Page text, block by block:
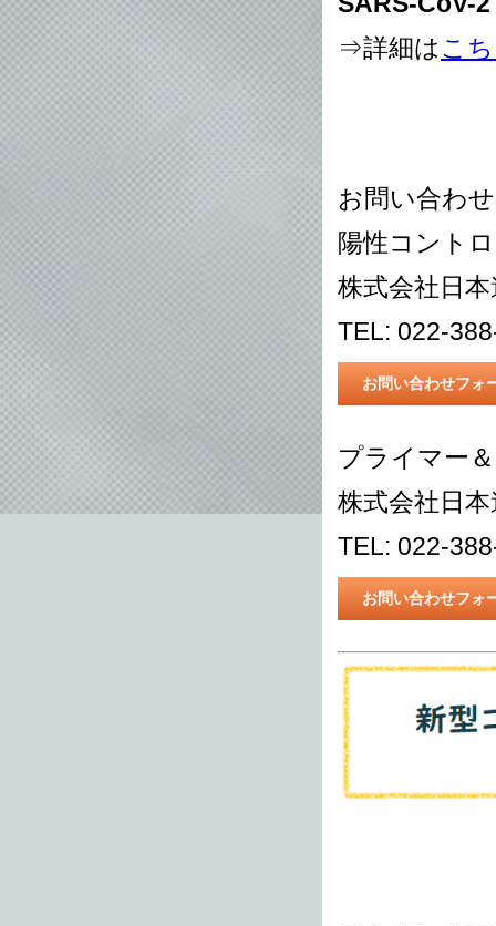
⇒詳細は こ
お問い合わ
陽性コント
株式会社日
TEL: 022-
お問い合わせフォ
プライマー
株式会社日
TEL: 022-
お問い合わせフォ